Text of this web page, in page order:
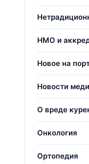
НМО и
Новое на
Новости
О вреде
Онкология
Ортопедия